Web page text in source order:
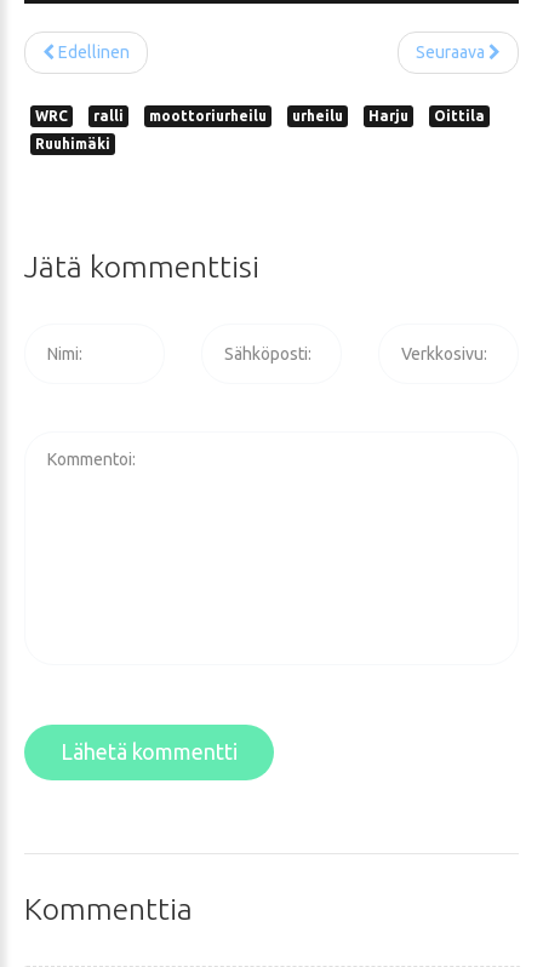
Edellinen Seuraava
WRC ralli moottoriurheilu urheilu Harju
Oittila
Ruuhimäki
Jätä kommenttisi
Lähetä kommentti
Kommenttia